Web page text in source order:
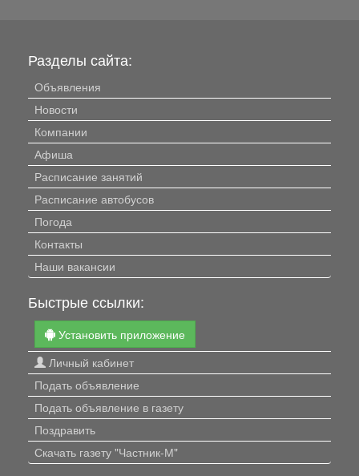
Разделы сайта:
Объявления
Новости
Компании
Афиша
Расписание занятий
Расписание автобусов
Погода
Контакты
Наши вакансии
Быстрые ссылки:
Установить приложение
Личный кабинет
Подать объявление
Подать объявление в газету
Поздравить
Скачать газету "Частник-М"